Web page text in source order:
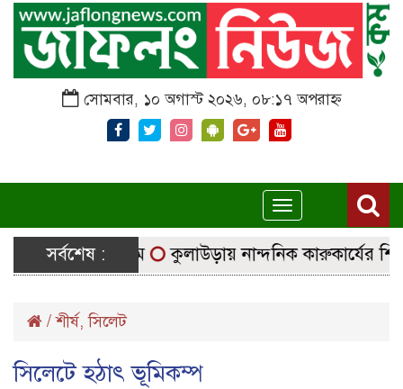
সোমবার, ১০ অগাস্ট ২০২৬, ০৮:১৭ অপরাহ্ন
Toggle
navigation
সর্বশেষ :
সরঞ্জাম কুলাউড়ায় নান্দনিক কারুকার্যের শিব
/শীর্ষ,সিলেট
সিলেটে হঠাৎ ভূমিকম্প